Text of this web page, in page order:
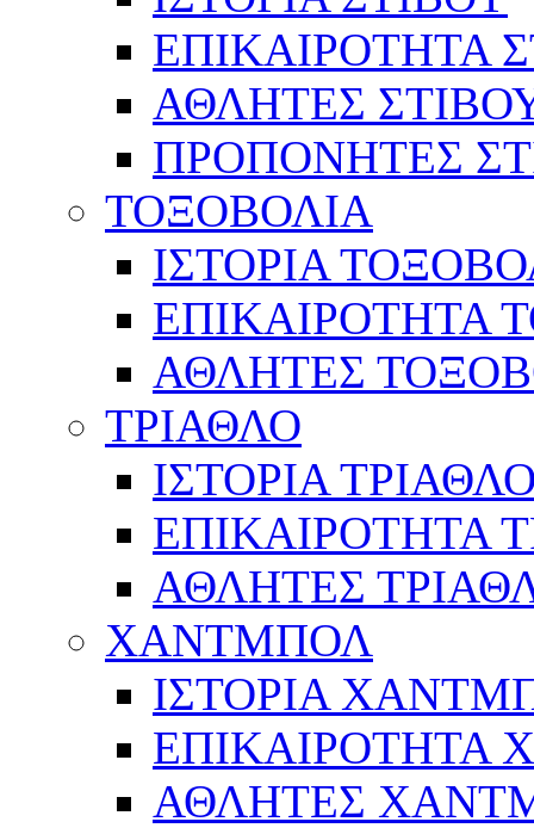
ΕΠΙΚΑΙΡΟΤΗΤΑ
ΑΘΛΗΤΕΣ
ΠΡΟΠΟΝΗΤΕΣ
ΤΟΞΟΒΟΛΙΑ
ΙΣΤΟΡΙΑ
ΕΠΙΚΑΙΡΟΤΗΤΑ
ΑΘΛΗΤΕΣ
ΤΡΙΑΘΛΟ
ΙΣΤΟΡΙΑ
ΕΠΙΚΑΙΡΟΤΗΤΑ
ΑΘΛΗΤΕΣ
ΧΑΝΤΜΠΟΛ
ΙΣΤΟΡΙΑ
ΕΠΙΚΑΙΡΟΤΗΤΑ
ΑΘΛΗΤΕΣ